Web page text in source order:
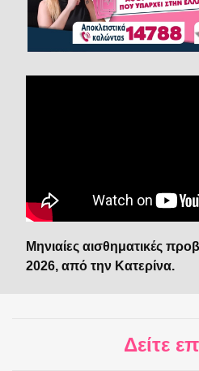
Μηνιαίες αισθηματικές
2026, από την Κατερίνα.
Δείτε